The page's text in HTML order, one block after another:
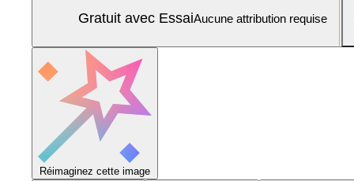
Gratuit avec EssaiAucune attribution requise
Réimaginez cette image